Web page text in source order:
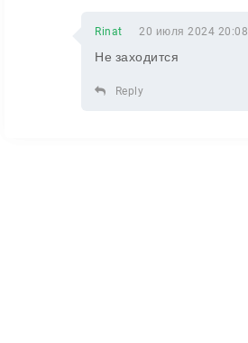
Rinat 20 июля 2024 20:08
Не заходится
Reply